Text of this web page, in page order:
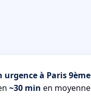
à Paris 9ème
~30 min en